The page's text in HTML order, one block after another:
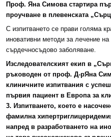
Проф. Яна Симова стартира
проучване в плевенската „
С изпитването се прави голяма
иновативни методи за лечение на
сърдечносъдово заболяване.
Изследователският екип в „
ръководен от проф. Д-рЯна
клиничните изпитвания с
първия пациент в Европа за
3. Изпитването, което е
фамилна
напред в разработването на